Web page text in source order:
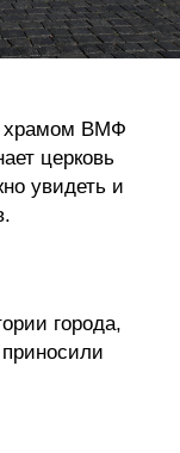
храмом ВМФ
церковь
увидеть и
города,